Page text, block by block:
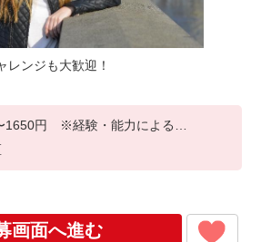
レンジも大歓迎！
1650円 ※経験・能力による
円】＝時給1,550円／実働7.5H×2
画面へ進む